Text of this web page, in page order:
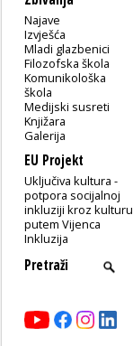
Najave
Izvješća
Mladi glazbenici
Filozofska škola
Komunikološka
škola
Medijski susreti
Knjižara
Galerija
EU Projekt
Uključiva kultura -
potpora socijalnoj
inkluziji kroz kulturu
putem Vijenca
Inkluzija